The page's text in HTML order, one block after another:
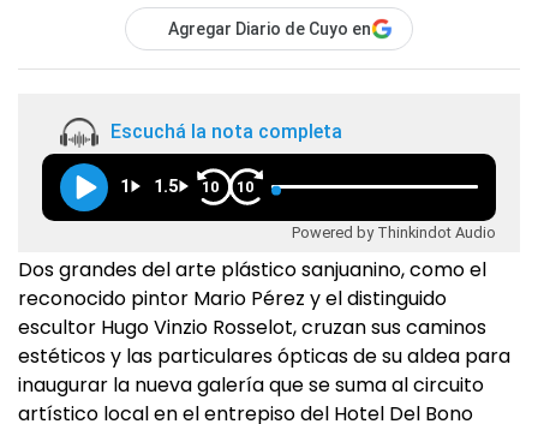
Agregar Diario de Cuyo en
Escuchá la nota completa
1 1.5 10 10
Powered by Thinkindot Audio
Dos grandes del arte plástico sanjuanino, como el
reconocido pintor Mario Pérez y el distinguido
escultor Hugo Vinzio Rosselot, cruzan sus caminos
estéticos y las particulares ópticas de su aldea para
inaugurar la nueva galería que se suma al circuito
artístico local en el entrepiso del Hotel Del Bono